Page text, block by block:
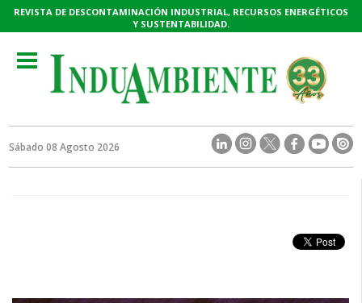
REVISTA DE DESCONTAMINACIÓN INDUSTRIAL, RECURSOS ENERGÉTICOS
Y SUSTENTABILIDAD.
Toggle
navigation
Sábado 08 Agosto 2026